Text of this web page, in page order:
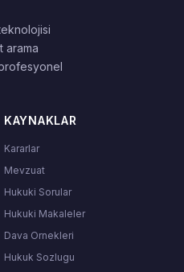
arama
KAYNAKLAR
Kararlar
Mevzuat
Hukuki Sorular
Hukuki Makaleler
Dava Ornekleri
Hukuk Sozlugu